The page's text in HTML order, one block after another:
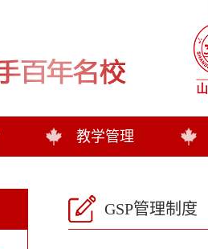
教学管理
GSP管理制度